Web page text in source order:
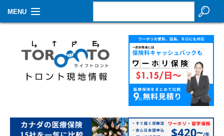
MENU
生活情報
その他
イベントカレンダー